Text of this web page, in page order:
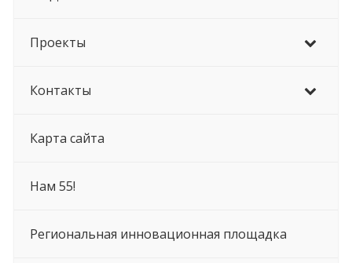
Проекты
Контакты
Карта сайта
Нам 55!
Региональная инновационная площадка